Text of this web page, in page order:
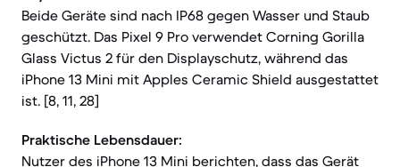
Beide Geräte sind nach IP68 gegen Wasser und Staub
geschützt. Das Pixel 9 Pro verwendet Corning Gorilla
Glass Victus 2 für den Displayschutz, während das
iPhone 13 Mini mit Apples Ceramic Shield ausgestattet
ist. [8, 11, 28]
Praktische Lebensdauer:
Nutzer des iPhone 13 Mini berichten, dass das Gerät